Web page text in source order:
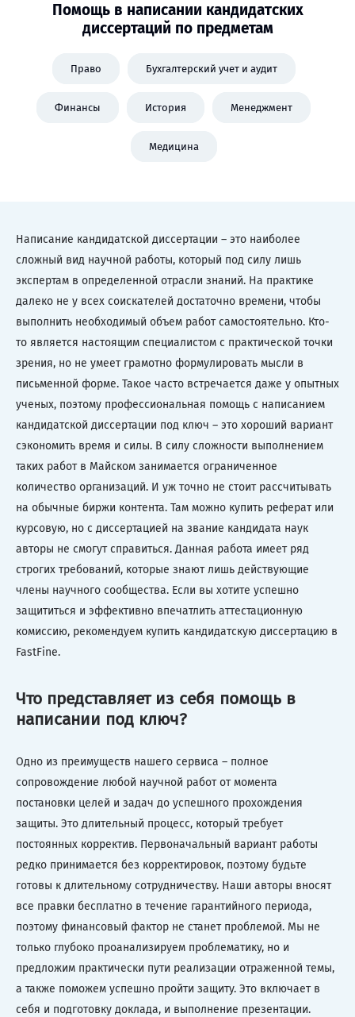
Помощь в написании кандидатских
диссертаций по предметам
Право Бухгалтерский учет и аудит
Финансы История Менеджмент
Медицина
Написание кандидатской диссертации – это наиболее
сложный вид научной работы, который под силу лишь
экспертам в определенной отрасли знаний. На практике
далеко не у всех соискателей достаточно времени, чтобы
выполнить необходимый объем работ самостоятельно. Кто-
то является настоящим специалистом с практической точки
зрения, но не умеет грамотно формулировать мысли в
письменной форме. Такое часто встречается даже у опытных
ученых, поэтому профессиональная помощь с написанием
кандидатской диссертации под ключ – это хороший вариант
сэкономить время и силы. В силу сложности выполнением
таких работ в Майском занимается ограниченное
количество организаций. И уж точно не стоит рассчитывать
на обычные биржи контента. Там можно купить реферат или
курсовую, но с диссертацией на звание кандидата наук
авторы не смогут справиться. Данная работа имеет ряд
строгих требований, которые знают лишь действующие
члены научного сообщества. Если вы хотите успешно
защититься и эффективно впечатлить аттестационную
комиссию, рекомендуем купить кандидатскую диссертацию в
FastFine.
Что представляет из себя помощь в
написании под ключ?
Одно из преимуществ нашего сервиса – полное
сопровождение любой научной работ от момента
постановки целей и задач до успешного прохождения
защиты. Это длительный процесс, который требует
постоянных корректив. Первоначальный вариант работы
редко принимается без корректировок, поэтому будьте
готовы к длительному сотрудничеству. Наши авторы вносят
все правки бесплатно в течение гарантийного периода,
поэтому финансовый фактор не станет проблемой. Мы не
только глубоко проанализируем проблематику, но и
предложим практически пути реализации отраженной темы,
а также поможем успешно пройти защиту. Это включает в
себя и подготовку доклада, и выполнение презентации.